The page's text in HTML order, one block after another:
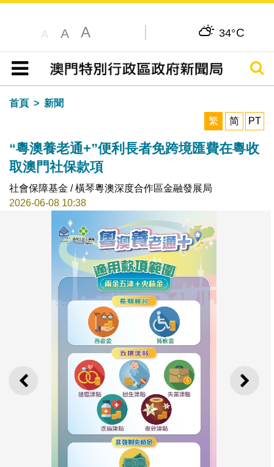
A A A 34°C
目錄
搜尋
首頁
新聞
繁
简 PT
“粵澳養老通+”便利長者免跨境匯費在粵收
取澳門社保款項
社會保障基金 / 橫琴粵澳深度合作區金融發展局
2026-06-08 10:38
上一則 下一